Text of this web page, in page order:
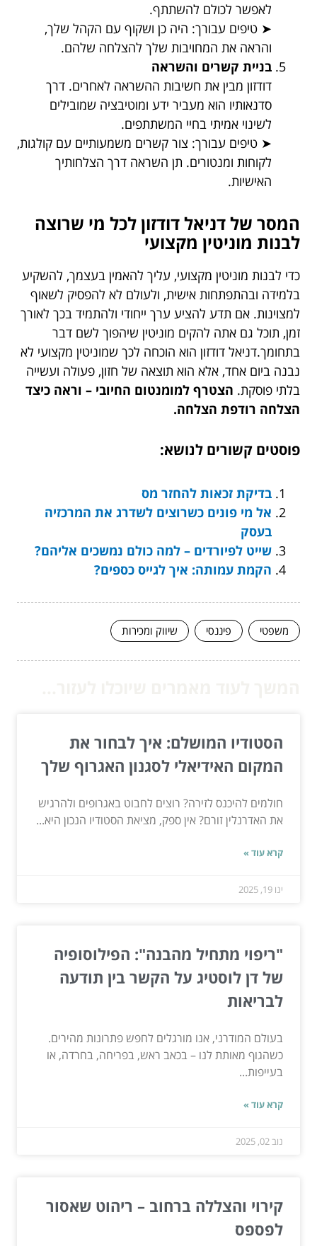
לאפשר לכולם להשתתף.
➤ טיפים עבורך: היה כן ושקוף עם הקהל שלך,
והראה את המחויבות שלך להצלחה שלהם.
בניית קשרים והשראה
דודזון מבין את חשיבות ההשראה לאחרים. דרך
סדנאותיו הוא מעביר ידע ומוטיבציה שמובילים
לשינוי אמיתי בחיי המשתתפים.
➤ טיפים עבורך: צור קשרים משמעותיים עם קולגות,
לקוחות ומנטורים. תן השראה דרך הצלחותיך
האישיות.
המסר של דניאל דודזון לכל מי שרוצה
לבנות מוניטין מקצועי
כדי לבנות מוניטין מקצועי, עליך להאמין בעצמך, להשקיע
בלמידה ובהתפתחות אישית, ולעולם לא להפסיק לשאוף
למצוינות. אם תדע להציע ערך ייחודי ולהתמיד בכך לאורך
זמן, תוכל גם אתה להקים מוניטין שיהפוך לשם דבר
בתחומך.דניאל דודזון הוא הוכחה לכך שמוניטין מקצועי לא
נבנה ביום אחד, אלא הוא תוצאה של חזון, פעולה ועשייה
בלתי פוסקת. הצטרף למומנטום החיובי – וראה כיצד
הצלחה רודפת הצלחה.
פוסטים קשורים לנושא:
בדיקת זכאות להחזר מס
אל מי פונים כשרוצים לשדרג את המרכזיה
בעסק
שייט לפיורדים – למה כולם נמשכים אליהם?
הקמת עמותה: איך לגייס כספים?
משפטי פיננסי שיווק ומכירות
הסטודיו המושלם: איך לבחור את
המקום האידיאלי לסגנון האגרוף שלך
חולמים להיכנס לזירה? רוצים לחבוט באגרופים ולהרגיש
את האדרנלין זורם? אין ספק, מציאת הסטודיו הנכון היא...
קרא עוד »
ינו 19, 2025
"ריפוי מתחיל מהבנה": הפילוסופיה
של דן לוסטיג על הקשר בין תודעה
לבריאות
בעולם המודרני, אנו מורגלים לחפש פתרונות מהירים.
כשהגוף מאותת לנו – בכאב ראש, בפריחה, בחרדה, או
בעייפות...
קרא עוד »
נוב 02, 2025
קירוי והצללה ברחוב – ריהוט שאסור
לפספס